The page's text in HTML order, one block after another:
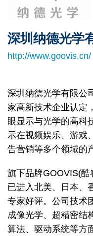
Right
Column
Text
Area
深圳纳德光学
http://www.goovis.cn/
深圳纳德光学有限公
家高新技术企业认定
眼显示与光学的高科
示在视频娱乐、游戏
告营销等多个领域的
旗下品牌GOOVIS(
已进入北美、日本、
专家好评。公司技术
成像光学、超精密结
算法、驱动系统等方